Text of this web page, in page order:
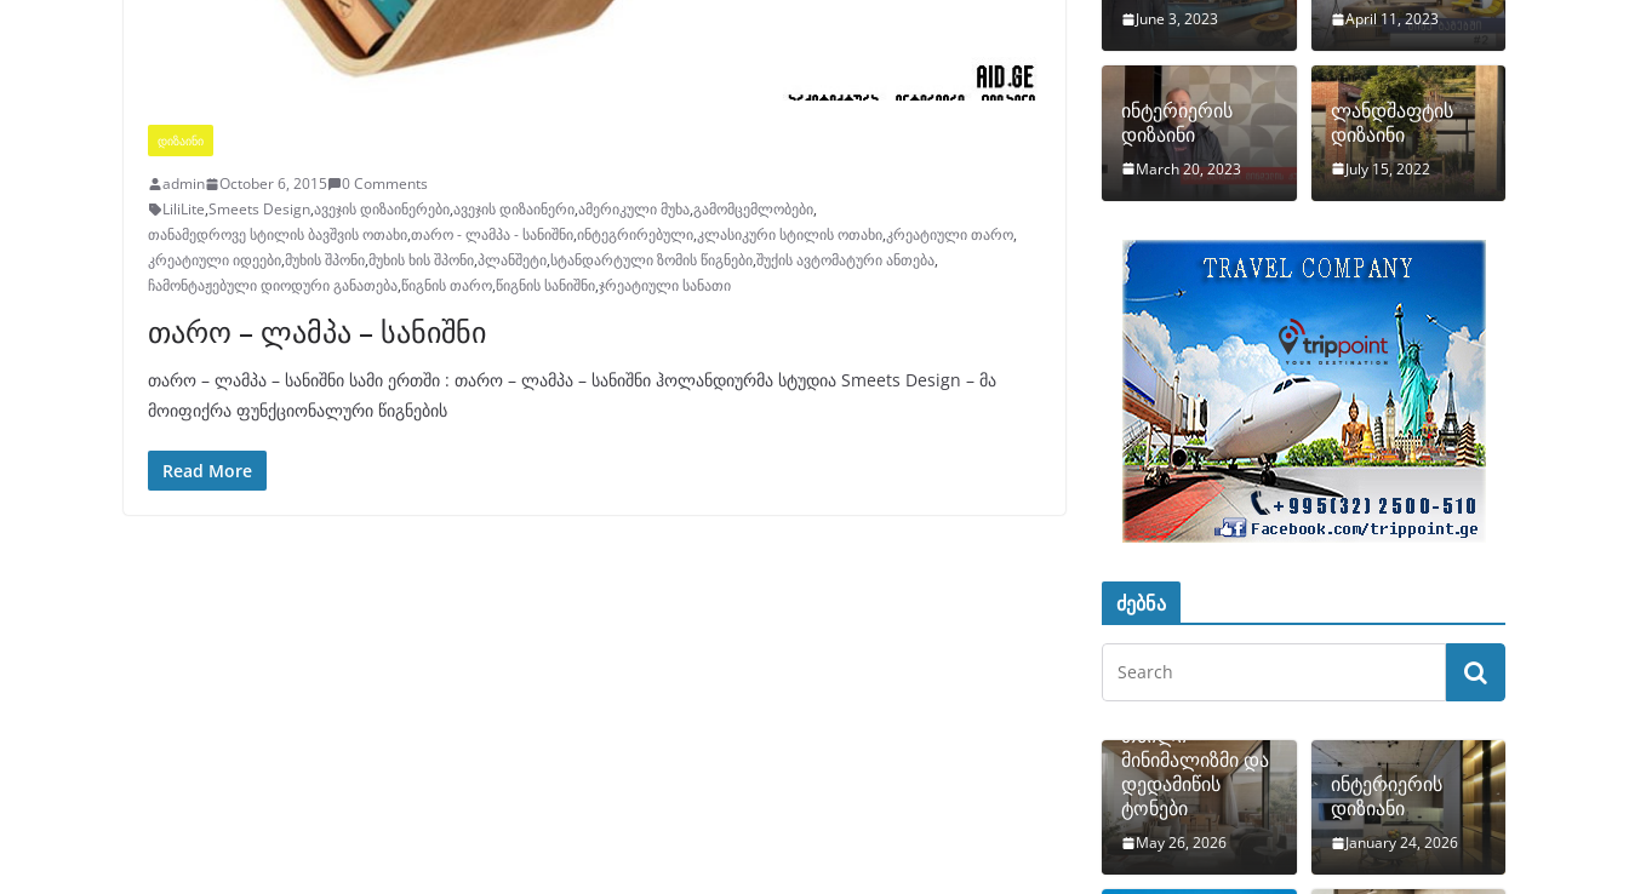
ᲓᲘᲖᲐᲘᲜᲘ
admin October 6, 2015
0 Comments
LiliLite,Smeets Design,ავეჯის დიზაინერები,ავეჯის დიზაინერი,ამერიკული მუხა,გამომცემლობები,
თანამედროვე სტილის ბავშვის ოთახი,თარო - ლამპა - სანიშნი,ინტეგრირებული,კლასიკური სტილის ოთახი,კრეატიული თარო,
კრეატიული იდეები,მუხის შპონი,მუხის ხის შპონი,პლანშეტი,სტანდარტული ზომის წიგნები,შუქის ავტომატური ანთება,
ჩამონტაჟებული დიოდური განათება,წიგნის თარო,წიგნის სანიშნი,ჯრეატიული სანათი
თარო – ლამპა – სანიშნი
თარო – ლამპა – სანიშნი სამი ერთში : თარო – ლამპა – სანიშნი ჰოლანდიურმა სტუდია Smeets Design – მა
მოიფიქრა ფუნქციონალური წიგნების
Read More
June 3, 2023 April 11, 2023
ინტერიერის
დიზაინი
March 20, 2023
ლანდშაფტის
დიზაინი
July 15, 2022
ძებნა
თბილი
მინიმალიზმი და
დედამიწის
ტონები
May 26, 2026
ინტერიერის
დიზიანი
January 24, 2026